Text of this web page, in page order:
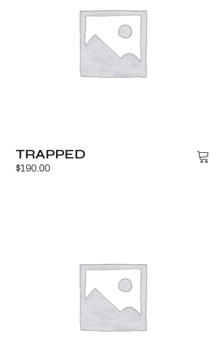
TRAPPED
$190.00